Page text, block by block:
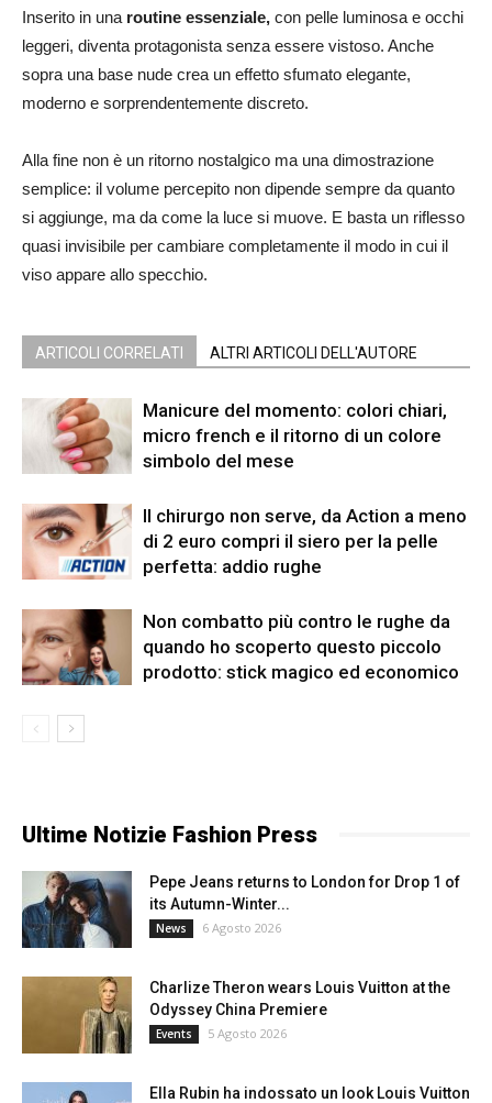
Inserito in una routine essenziale, con pelle luminosa e occhi
leggeri, diventa protagonista senza essere vistoso. Anche
sopra una base nude crea un effetto sfumato elegante,
moderno e sorprendentemente discreto.
Alla fine non è un ritorno nostalgico ma una dimostrazione
semplice: il volume percepito non dipende sempre da quanto
si aggiunge, ma da come la luce si muove. E basta un riflesso
quasi invisibile per cambiare completamente il modo in cui il
viso appare allo specchio.
ARTICOLI CORRELATI ALTRI ARTICOLI DELL'AUTORE
Manicure del momento: colori chiari,
micro french e il ritorno di un colore
simbolo del mese
Il chirurgo non serve, da Action a meno
di 2 euro compri il siero per la pelle
perfetta: addio rughe
Non combatto più contro le rughe da
quando ho scoperto questo piccolo
prodotto: stick magico ed economico
Ultime Notizie Fashion Press
Pepe Jeans returns to London for Drop 1 of
its Autumn-Winter...
News 6 Agosto 2026
Charlize Theron wears Louis Vuitton at the
Odyssey China Premiere
Events 5 Agosto 2026
Ella Rubin ha indossato un look Louis Vuitton